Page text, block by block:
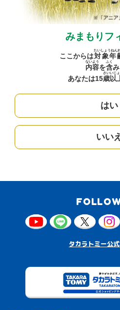
みまもりフ
ここからは対象年
たいしょうねん
内容
ないよう
を含
ふく
あなたは15歳
さい
以
いじょ
はい
いいえ
タカラトミー公